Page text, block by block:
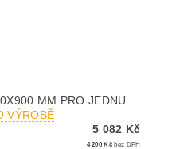
MM PRO JEDNU
VÝROBĚ
5 082 Kč
4 200 Kč bez DPH